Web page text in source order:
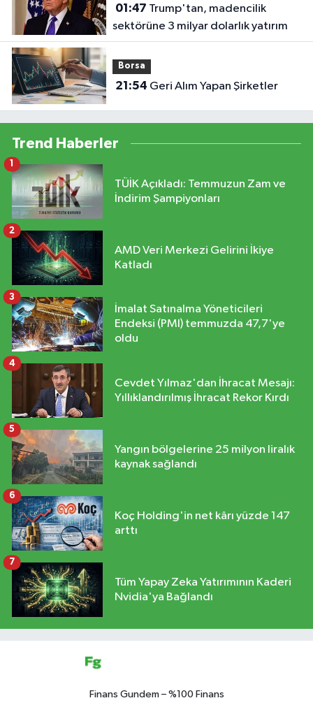
01:47
sektörüne 3 milyar dolarlık yatırım
Borsa
21:54 Geri Alım Yapan Şirketler
Trend Haberler
TÜİK Açıkladı: Temmuzun Zam ve
İndirim Şampiyonları
1
AMD Veri Merkezi Gelirini İkiye
Katladı
2
İmalat Satınalma Yöneticileri
Endeksi (PMI) temmuzda 47,7'ye
oldu
3
Cevdet Yılmaz'dan İhracat Mesajı:
Yıllıklandırılmış İhracat Rekor Kırdı
4
Yangın bölgelerine 25 milyon liralık
kaynak sağlandı
5
Koç Holding'in net kârı yüzde 147
arttı
6
Tüm Yapay Zeka Yatırımının Kaderi
Nvidia'ya Bağlandı
7
Finans Gundem – %100 Finans